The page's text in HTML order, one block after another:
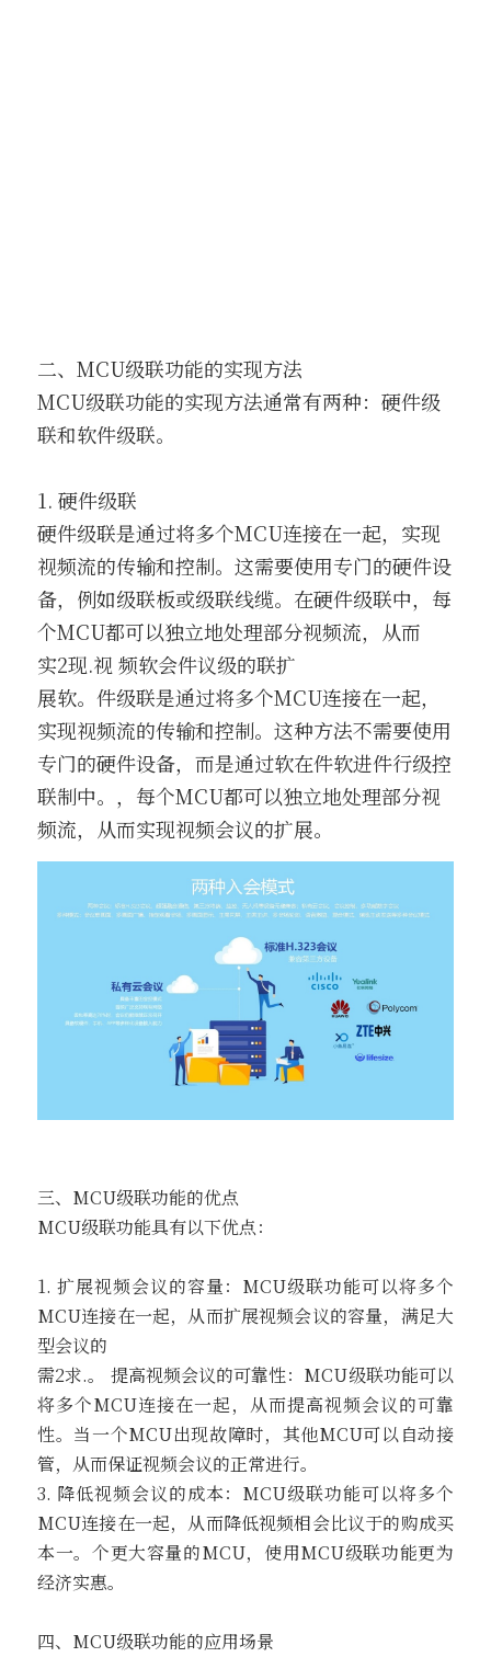
二、MCU级联功能的实现方法
MCU级联功能的实现方法通常有两种：硬件级
联和软件级联。
1. 硬件级联
硬件级联是通过将多个MCU连接在一起，实现
视频流的传输和控制。这需要使用专门的硬件设
备，例如级联板或级联线缆。在硬件级联中，每
个MCU都可以独立地处理部分视频流，从而
实2现.视 频软会件议级的联扩
展软。件级联是通过将多个MCU连接在一起，
实现视频流的传输和控制。这种方法不需要使用
专门的硬件设备，而是通过软在件软进件行级控
联制中。，每个MCU都可以独立地处理部分视
频流，从而实现视频会议的扩展。
三、MCU级联功能的优点
MCU级联功能具有以下优点：
1. 扩展视频会议的容量：MCU级联功能可以将多个
MCU连接在一起，从而扩展视频会议的容量，满足大
型会议的
需2求.。 提高视频会议的可靠性：MCU级联功能可以
将多个MCU连接在一起，从而提高视频会议的可靠
性。当一个MCU出现故障时，其他MCU可以自动接
管，从而保证视频会议的正常进行。
3. 降低视频会议的成本：MCU级联功能可以将多个
MCU连接在一起，从而降低视频相会比议于的购成买
本一。个更大容量的MCU，使用MCU级联功能更为
经济实惠。
四、MCU级联功能的应用场景